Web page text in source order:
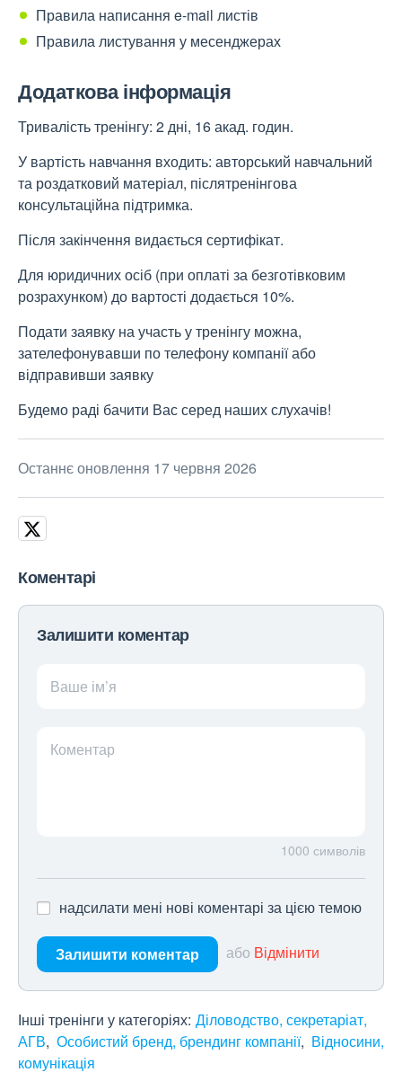
Правила написання e-mail листів
Правила листування у месенджерах
Додаткова інформація
Тривалість тренінгу: 2 дні, 16 акад. годин.
У вартість навчання входить: авторський навчальний
та роздатковий матеріал, післятренінгова
консультаційна підтримка.
Після закінчення видається сертифікат.
Для юридичних осіб (при оплаті за безготівковим
розрахунком) до вартості додається 10%.
Подати заявку на участь у тренінгу можна,
зателефонувавши по телефону компанії або
відправивши заявку
Будемо раді бачити Вас серед наших слухачів!
Останнє оновлення 17 червня 2026
Коментарі
Залишити коментар
Ваше ім’я
Коментар
1000 символів
надсилати мені нові коментарі за цією темою
Залишити коментар або Відмінити
Інші тренінги у категоріях: Діловодство, секретаріат,
АГВ Особистий бренд, брендинг компанії Відносини,
комунікація